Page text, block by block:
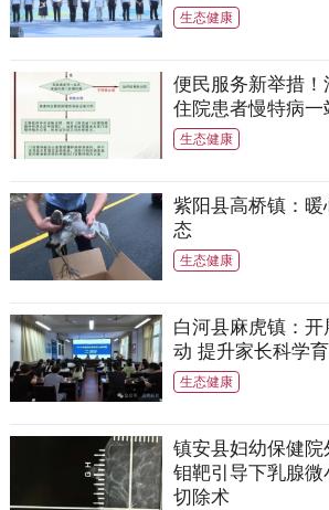
生态健康
便民服务新举措
住院患者慢特病一
生态健康
紫阳县高桥镇：
态
生态健康
白河县麻虎镇：
动 提升家长科学
生态健康
镇安县妇幼保健院
钼靶引导下乳腺
切除术